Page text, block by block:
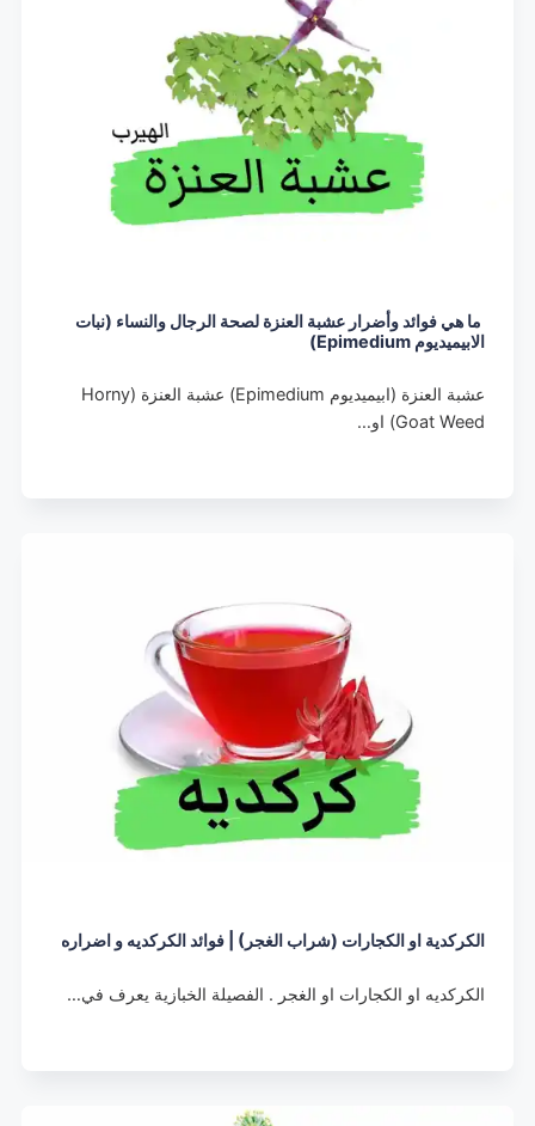
ما هي فوائد وأضرار عشبة العنزة لصحة الرجال والنساء (نبات
الابيميديوم Epimedium)
عشبة العنزة (ابيميديوم Epimedium) عشبة العنزة (Horny
Goat Weed) او…
الكركدية او الكجارات (شراب الغجر) | فوائد الكركديه و اضراره
الكركديه او الكجارات او الغجر . الفصيلة الخبازية يعرف في…